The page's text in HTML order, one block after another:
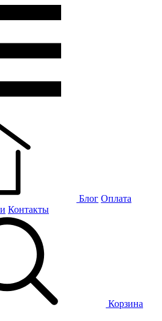
Блог Оплата
Контакты
Корзина